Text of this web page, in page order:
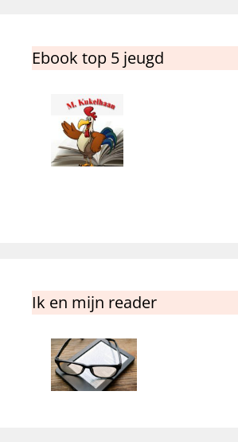
Ebook top 5 jeugd
Ik en mijn reader